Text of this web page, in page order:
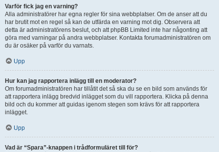
Varför fick jag en varning?
Alla administratörer har egna regler för sina webbplatser. Om de anser att du
har brutit mot en regel så kan de utfärda en varning mot dig. Observera att
detta är administratörens beslut, och att phpBB Limited inte har någonting att
göra med varningar på andra webbplatser. Kontakta forumadministratören om
du är osäker på varför du varnats.
Upp
Hur kan jag rapportera inlägg till en moderator?
Om forumadministratören har tillåtit det så ska du se en bild som används för
att rapportera inlägg bredvid inlägget som du vill rapportera. Klicka på denna
bild och du kommer att guidas igenom stegen som krävs för att rapportera
inlägget.
Upp
Vad är “Spara”-knappen i trådformuläret till för?